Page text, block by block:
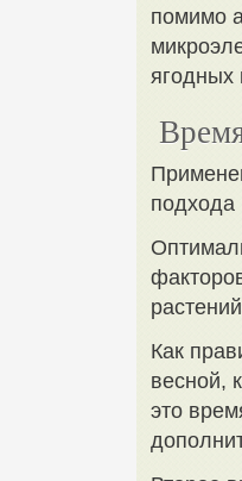
помимо
ягодных
подхода
Как
весной,
это